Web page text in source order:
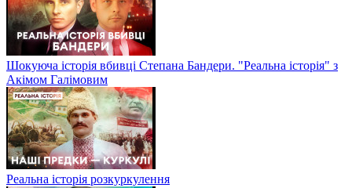
Шокуюча історія вбивці Степана Бандери. "Реальна історія" з
Акімом Галімовим
Реальна історія розкуркулення